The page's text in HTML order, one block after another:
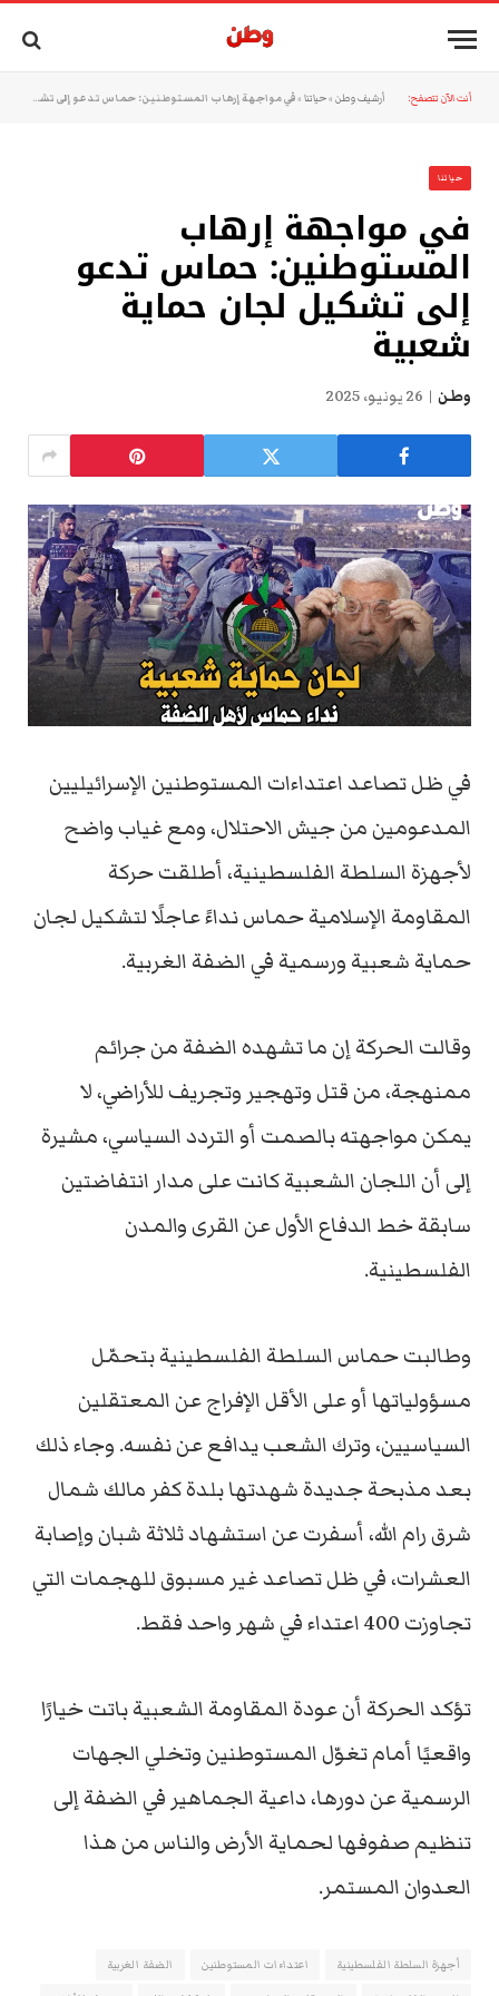
أنت الآن تتصفح: أرشيف وطن »حياتنا »في مواجهة إرهاب المستوطنين: حماس تدعو إلى تشكيل لجان حماية شعبية
حياتنا
في مواجهة إرهاب
المستوطنين: حماس تدعو
إلى تشكيل لجان حماية
شعبية
وطن 26 يونيو، 2025
في ظل تصاعد اعتداءات المستوطنين الإسرائيليين
المدعومين من جيش الاحتلال، ومع غياب واضح
لأجهزة السلطة الفلسطينية، أطلقت حركة
المقاومة الإسلامية حماس نداءً عاجلًا لتشكيل لجان
حماية شعبية ورسمية في الضفة الغربية.
وقالت الحركة إن ما تشهده الضفة من جرائم
ممنهجة، من قتل وتهجير وتجريف للأراضي، لا
يمكن مواجهته بالصمت أو التردد السياسي، مشيرة
إلى أن اللجان الشعبية كانت على مدار انتفاضتين
سابقة خط الدفاع الأول عن القرى والمدن
الفلسطينية.
وطالبت حماس السلطة الفلسطينية بتحمّل
مسؤولياتها أو على الأقل الإفراج عن المعتقلين
السياسيين، وترك الشعب يدافع عن نفسه. وجاء ذلك
بعد مذبحة جديدة شهدتها بلدة كفر مالك شمال
شرق رام الله، أسفرت عن استشهاد ثلاثة شبان وإصابة
العشرات، في ظل تصاعد غير مسبوق للهجمات التي
تجاوزت 400 اعتداء في شهر واحد فقط.
تؤكد الحركة أن عودة المقاومة الشعبية باتت خيارًا
واقعيًا أمام تغوّل المستوطنين وتخلي الجهات
الرسمية عن دورها، داعية الجماهير في الضفة إلى
تنظيم صفوفها لحماية الأرض والناس من هذا
العدوان المستمر.
أجهزة السلطة الفلسطينية اعتداءات المستوطنين
الضفة الغربية